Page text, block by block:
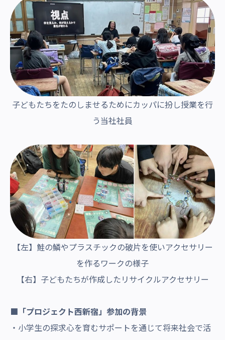
子どもたちをたのしませるためにカッパに扮し授業を行
う当社社員
【左】鮭の鱗やプラスチックの破片を使いアクセサリー
を作るワークの様子
【右】子どもたちが作成したリサイクルアクセサリー
■「プロジェクト西新宿」参加の背景
・小学生の探求心を育むサポートを通じて将来社会で活